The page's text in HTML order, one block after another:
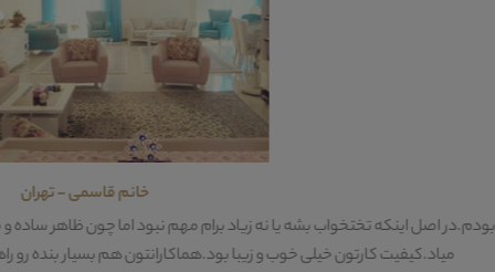
یا نه زیاد برام مهم نبود اما چون ظاهر ساده و شیکی داشت به نظرم
خیلی خوب و زیبا بود.هماکارانتون هم بسیار بنده رو راهنمایی کردند و مشاوره